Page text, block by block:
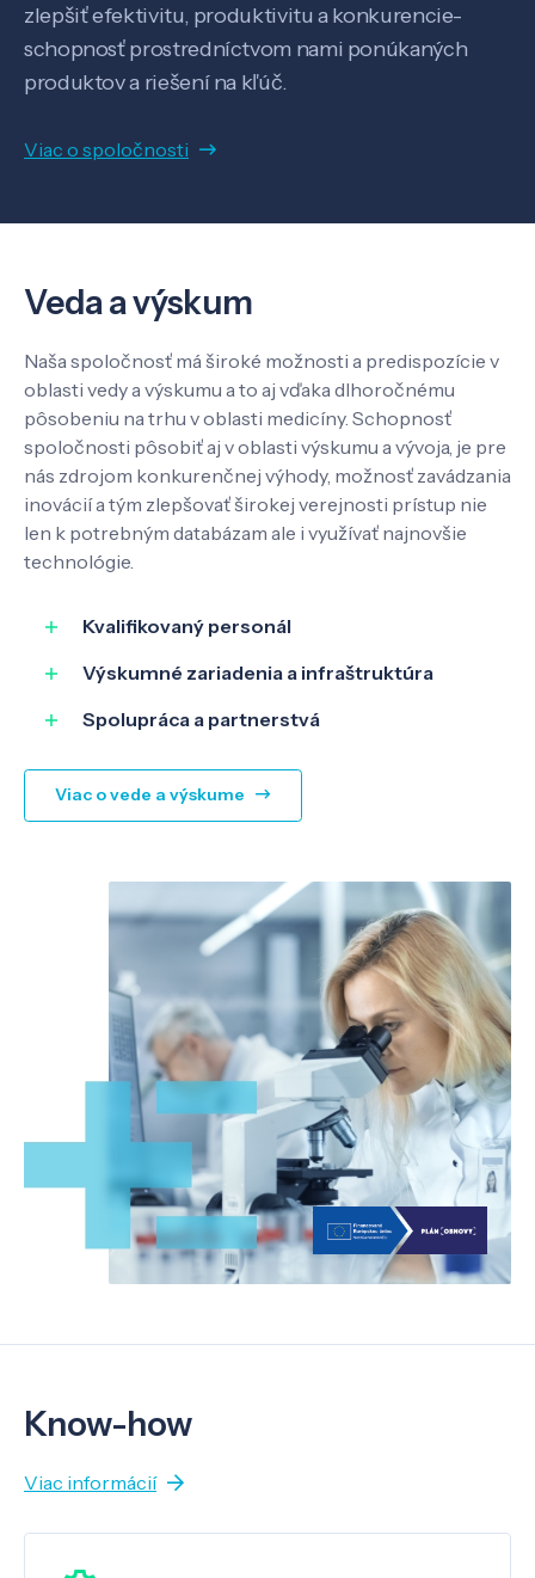
Know-how
SK
zlepšiť efektivitu, produktivitu a konkurencie-
schopnosť prostredníctvom nami ponúkaných
produktov a riešení na kľúč.
Viac o spoločnosti
Veda a výskum
Naša spoločnosť má široké možnosti a predispozície v
oblasti vedy a výskumu a to aj vďaka dlhoročnému
pôsobeniu na trhu v oblasti medicíny. Schopnosť
spoločnosti pôsobiť aj v oblasti výskumu a vývoja, je pre
nás zdrojom konkurenčnej výhody, možnosť zavádzania
inovácií a tým zlepšovať širokej verejnosti prístup nie
len k potrebným databázam ale i využívať najnovšie
technológie.
Kvalifikovaný personál
Výskumné zariadenia a infraštruktúra
Spolupráca a partnerstvá
Viac o vede a výskume
Know-how
Viac informácií